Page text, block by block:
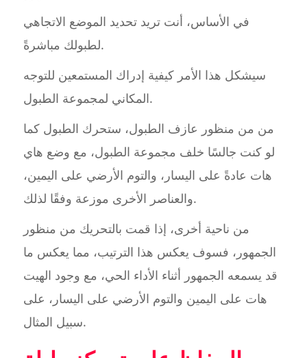
في الأساس، أنت تريد تحديد الموضع الاتجاهي
لطبولك مباشرةً.
سيشكل هذا الأمر كيفية إدراك المستمعين للتوجه
المكاني لمجموعة الطبول.
من من منظور عازف الطبول، ستحرك الطبول كما
لو كنت جالسًا خلف مجموعة الطبول، مع وضع هاي
هات عادةً على اليسار، والتوم الأرضي على اليمين،
والعناصر الأخرى موزعة وفقًا لذلك.
من ناحية أخرى، إذا قمت بالتحريك من منظور
الجمهور، فسوف يعكس هذا الترتيب، مما يعكس ما
قد يسمعه الجمهور أثناء الأداء الحي، مع وجود الهيت
هات على اليمين والتوم الأرضي على اليسار، على
سبيل المثال.